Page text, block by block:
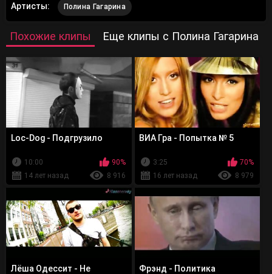
Артисты: Полина Гагарина
Похожие клипы Еще клипы с Полина Гагарина
Loc-Dog - Подгрузило
10:00
90%
14 лет назад
8 916
ВИА Гра - Попытка № 5
3:25
70%
16 лет назад
8 979
Лёша Одессит - Не
Фрэнд - Политика